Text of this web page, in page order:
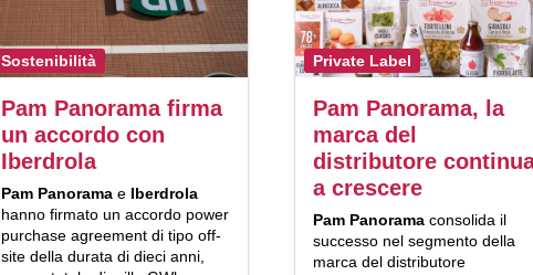
Sostenibilità
Pam Panorama firma
un accordo con
Iberdrola
Pam Panorama e Iberdrola
hanno firmato un accordo power
purchase agreement di tipo off-
site della durata di dieci anni,
Private Label
Pam Panorama, la
marca del
distributore
a crescere
Pam Panorama consolida il
successo nel segmento della
marca del distributore